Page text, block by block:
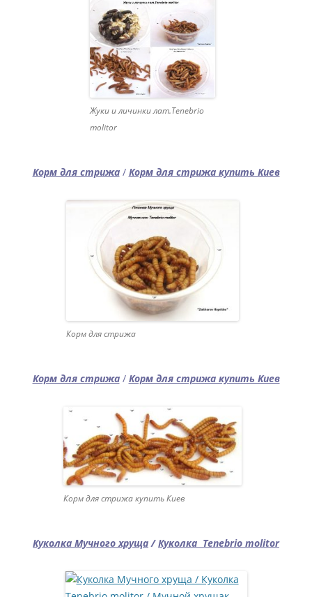
Жуки и личинки лат.Tenebrio
molitor
Корм для стрижа/ Корм для стрижа купить Киев
Корм для стрижа
Корм для стрижа/ Корм для стрижа купить Киев
Корм для стрижа купить Киев
Куколка Мучного хруща /Куколка Tenebrio molitor